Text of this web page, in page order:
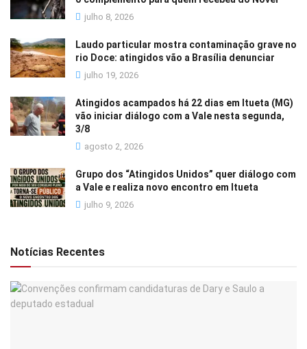
julho 8, 2026
Laudo particular mostra contaminação grave no
rio Doce: atingidos vão a Brasília denunciar
julho 19, 2026
Atingidos acampados há 22 dias em Itueta (MG)
vão iniciar diálogo com a Vale nesta segunda,
3/8
agosto 2, 2026
Grupo dos “Atingidos Unidos” quer diálogo com
a Vale e realiza novo encontro em Itueta
julho 9, 2026
Notícias Recentes